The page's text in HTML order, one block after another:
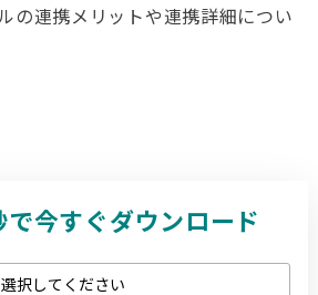
の連携メリットや連携詳細につい
今すぐダウンロード